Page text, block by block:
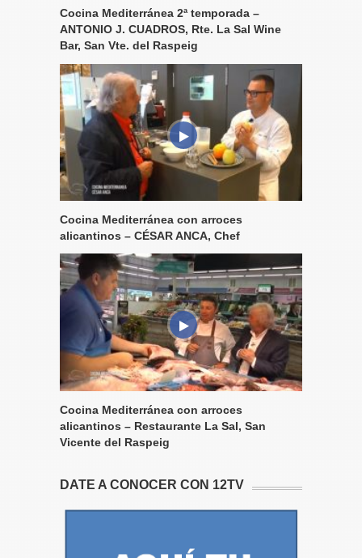
Cocina Mediterránea 2ª temporada –
ANTONIO J. CUADROS, Rte. La Sal Wine
Bar, San Vte. del Raspeig
Cocina Mediterránea con arroces
alicantinos – CÉSAR ANCA, Chef
Cocina Mediterránea con arroces
alicantinos – Restaurante La Sal, San
Vicente del Raspeig
DATE A CONOCER CON 12TV